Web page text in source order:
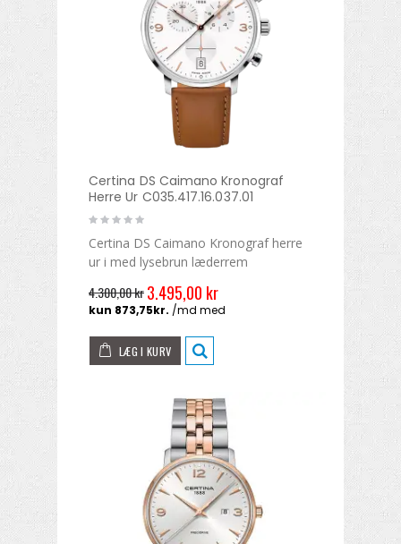
Certina DS Caimano Kronograf
Herre Ur C035.417.16.037.01
Certina DS Caimano Kronograf herre
ur i med lysebrun læderrem
4.300,00 kr3.495,00 kr
LÆG I KURV